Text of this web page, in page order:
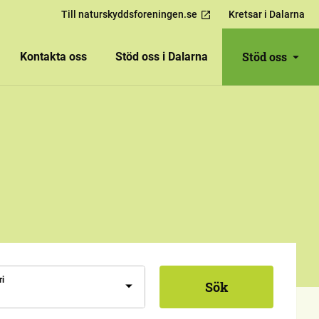
Till naturskyddsforeningen.se Kretsar i Dalarna
Kontakta oss Stöd oss i Dalarna Stöd oss
Sök